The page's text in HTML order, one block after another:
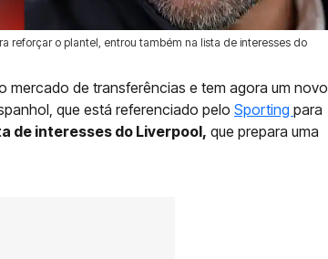
reforçar o plantel, entrou também na lista de interesses do
mercado de transferências e tem agora um novo
que está referenciado pelo Sporting para
de interesses do Liverpool, que prepara uma